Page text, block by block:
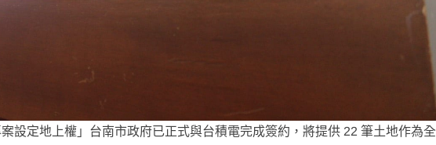
設定地上權」台南市政府已正式與台積電完成簽約，將提供 22 筆土地作為全